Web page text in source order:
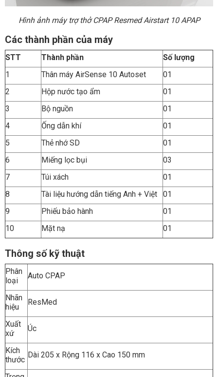
Hình ảnh máy trợ thở CPAP Resmed Airstart 10 APAP
Các thành phần của máy
STT Thành phần
Số lượng
1
Thân máy AirSense 10 Autoset
01
2
Hộp nước tạo ẩm
01
3
Bộ nguồn
01
4
Ống dẫn khí
01
5
Thẻ nhớ SD
01
6
Miếng lọc bụi
03
7
Túi xách
01
8
Tài liệu hướng dẫn tiếng Anh + Việt
01
9
Phiếu bảo hành
01
10
Mặt nạ 01
Thông số kỹ thuật
Phân
loại
Auto CPAP
Nhãn
hiệu
ResMed
Xuất
xứ
Úc
Kích
thước
Dài 205 x Rộng 116 x Cao 150 mm